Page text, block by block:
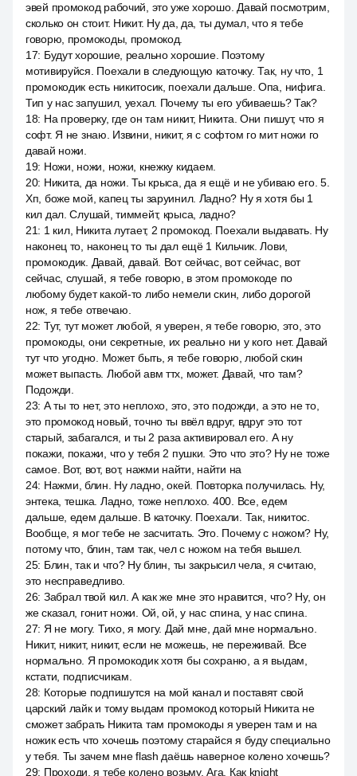
эвей промокод рабочий, это уже хорошо. Давай посмотрим,
сколько он стоит. Никит. Ну да, да, ты думал, что я тебе
говорю, промокоды, промокод.
17: Будут хорошие, реально хорошие. Поэтому
мотивируйся. Поехали в следующую каточку. Так, ну что, 1
промокодик есть никитосик, поехали дальше. Опа, нифига.
Тип у нас запушил, уехал. Почему ты его убиваешь? Так?
18: На проверку, где он там никит, Никита. Они пишут, что я
софт. Я не знаю. Извини, никит, я с софтом го мит ножи го
давай ножи.
19: Ножи, ножи, ножи, кнежку кидаем.
20: Никита, да ножи. Ты крыса, да я ещё и не убиваю его. 5.
Хп, боже мой, капец ты заруинил. Ладно? Ну я хотя бы 1
кил дал. Слушай, тиммейт, крыса, ладно?
21: 1 кил, Никита лутает, 2 промокод. Поехали выдавать. Ну
наконец то, наконец то ты дал ещё 1 Кильчик. Лови,
промокодик. Давай, давай. Вот сейчас, вот сейчас, вот
сейчас, слушай, я тебе говорю, в этом промокоде по
любому будет какой-то либо немели скин, либо дорогой
нож, я тебе отвечаю.
22: Тут, тут может любой, я уверен, я тебе говорю, это, это
промокоды, они секретные, их реально ни у кого нет. Давай
тут что угодно. Может быть, я тебе говорю, любой скин
может выпасть. Любой авм ттх, может. Давай, что там?
Подожди.
23: А ты то нет, это неплохо, это, это подожди, а это не то,
это промокод новый, точно ты ввёл вдруг, вдруг это тот
старый, забагался, и ты 2 раза активировал его. А ну
покажи, покажи, что у тебя 2 пушки. Это что это? Ну не тоже
самое. Вот, вот, вот, нажми найти, найти на
24: Нажми, блин. Ну ладно, окей. Повторка получилась. Ну,
энтека, тешка. Ладно, тоже неплохо. 400. Все, едем
дальше, едем дальше. В каточку. Поехали. Так, никитос.
Вообще, я мог тебе не засчитать. Это. Почему с ножом? Ну,
потому что, блин, там так, чел с ножом на тебя вышел.
25: Блин, так и что? Ну блин, ты закрысил чела, я считаю,
это несправедливо.
26: Забрал твой кил. А как же мне это нравится, что? Ну, он
же сказал, гонит ножи. Ой, ой, у нас спина, у нас спина.
27: Я не могу. Тихо, я могу. Дай мне, дай мне нормально.
Никит, никит, никит, если не можешь, не переживай. Все
нормально. Я промокодик хотя бы сохраню, а я выдам,
кстати, подписчикам.
28: Которые подпишутся на мой канал и поставят свой
царский лайк и тому выдам промокод который Никита не
сможет забрать Никита там промокоды я уверен там и на
ножик есть что хочешь поэтому старайся я буду специально
у тебя. Ты зачем мне flash даёшь наверное колено хочешь?
29: Проходи, я тебе колено возьму. Ага. Как knight